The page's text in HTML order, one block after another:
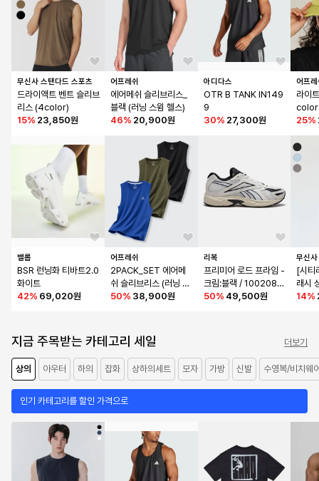
무신사 스탠다드 스포츠
드라이액트 벤트 슬리브
리스 (4color)
15% 23,850원
밸롭
BSR 런닝화 티바트2.0
화이트
42% 69,020원
어프레쉬
에어메쉬 슬리브리스_
블랙 (러닝 스윔 헬스)
46% 20,900원
어프레쉬
2PACK_SET 에어메
쉬 슬리브리스 (러닝 스
윔 헬스)
50% 38,900원
아디다스
OTR B TANK IN149
9
30% 27,300원
리복
프리미어 로드 프라임 -
크림:블랙 / 1002086
62
50% 49,500원
어프
라이
color
25%
무신
[시티
래시
or)
14%
지금 주목받는 카테고리 세일 더보기
상의 아우터 하의 잡화 상하의세트 모자 가방 신발 수영복/비치웨
인기 카테고리를 할인 가격으로